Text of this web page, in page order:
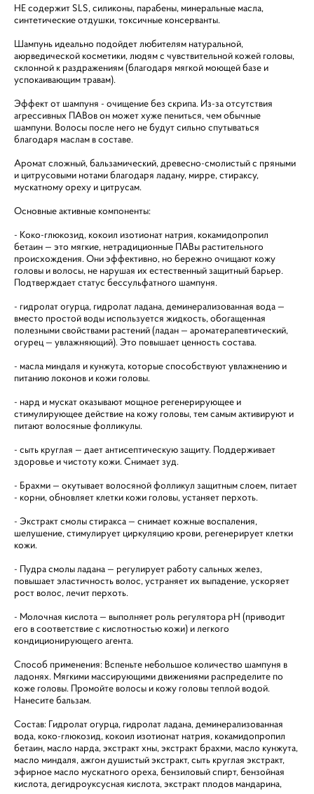
НЕ содержит SLS, силиконы, парабены, минеральные масла,
синтетические отдушки, токсичные консерванты.
Шампунь идеально подойдет любителям натуральной,
аюрведической косметики, людям с чувствительной кожей головы,
склонной к раздражениям (благодаря мягкой моющей базе и
успокаивающим травам).
Эффект от шампуня - очищение без скрипа. Из-за отсутствия
агрессивных ПАВов он может хуже пениться, чем обычные
шампуни. Волосы после него не будут сильно спутываться
благодаря маслам в составе.
Аромат сложный, бальзамический, древесно-смолистый с пряными
и цитрусовыми нотами благодаря ладану, мирре, стираксу,
мускатному ореху и цитрусам.
Основные активные компоненты:
- Коко-глюкозид, кокоил изотионат натрия, кокамидопропил
бетаин — это мягкие, нетрадиционные ПАВы растительного
происхождения. Они эффективно, но бережно очищают кожу
головы и волосы, не нарушая их естественный защитный барьер.
Подтверждает статус бессульфатного шампуня.
- гидролат огурца, гидролат ладана, деминерализованная вода —
вместо простой воды используется жидкость, обогащенная
полезными свойствами растений (ладан — ароматерапевтический,
огурец — увлажняющий). Это повышает ценность состава.
- масла миндаля и кунжута, которые способствуют увлажнению и
питанию локонов и кожи головы.
- нард и мускат оказывают мощное регенерирующее и
стимулирующее действие на кожу головы, тем самым активируют и
питают волосяные фолликулы.
- сыть круглая — дает антисептическую защиту. Поддерживает
здоровье и чистоту кожи. Снимает зуд.
- Брахми — окутывает волосяной фолликул защитным слоем, питает
- корни, обновляет клетки кожи головы, устаняет перхоть.
- Экстракт смолы стиракса — снимает кожные воспаления,
шелушение, стимулирует циркуляцию крови, регенерирует клетки
кожи.
- Пудра смолы ладана — регулирует работу сальных желез,
повышает эластичность волос, устраняет их выпадение, ускоряет
рост волос, лечит перхоть.
- Молочная кислота — выполняет роль регулятора pH (приводит
его в соответствие с кислотностью кожи) и легкого
кондиционирующего агента.
Способ применения: Вспеньте небольшое количество шампуня в
ладонях. Мягкими массирующими движениями распределите по
коже головы. Промойте волосы и кожу головы теплой водой.
Нанесите бальзам.
Состав: Гидролат огурца, гидролат ладана, дeминерализованная
вода, коко-глюкозид, кокоил изотионат натрия, кокамидопропил
бетаин, масло нарда, экстракт хны, экстракт брахми, масло кунжута,
масло миндаля, ажгон душистый экстракт, сыть круглая экстракт,
эфирное масло мускатного ореха, бензиловый спирт, бензойная
кислота, дегидроуксусная кислота, экстракт плодов мандарина,